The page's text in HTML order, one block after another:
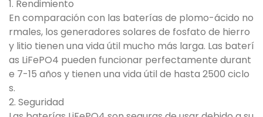
1. Rendimiento
En comparación con las baterías de plomo-ácido no
rmales, los generadores solares de fosfato de hierro
y litio tienen una vida útil mucho más larga. Las baterí
as LiFePO4 pueden funcionar perfectamente durant
e 7-15 años y tienen una vida útil de hasta 2500 ciclo
s.
2. Seguridad